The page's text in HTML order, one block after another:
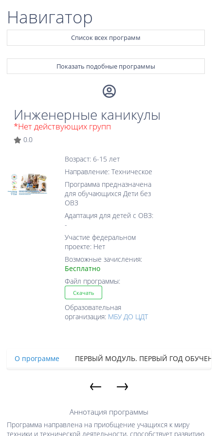
Навигатор
Список всех программ
Показать подобные программы
Инженерные каникулы
*Нет действующих групп
0.0
Возраст: 6-15 лет
Направление: Техническое
Программа предназначена
для обучающихся Дети без
ОВЗ
Адаптация для детей с ОВЗ:
-
Участие федеральном
проекте: Нет
Возможные зачисления:
Бесплатно
Файл программы:
Скачать
Образовательная
организация: МБУ ДО ЦДТ
О программе ПЕРВЫЙ МОДУЛЬ. ПЕРВЫЙ ГОД
← →
Аннотация программы
Программа направлена на приобщение учащихся к миру
техники и технической деятельности, способствует развитию